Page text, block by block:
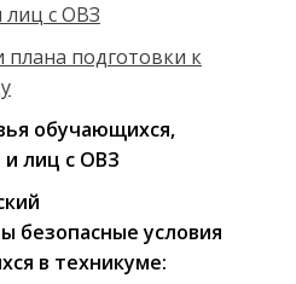
лиц с ОВЗ
подготовки к
обучающихся,
и лиц с ОВЗ
безопасные условия
в техникуме: